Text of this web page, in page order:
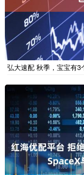
弘大速配 秋季，宝宝有3